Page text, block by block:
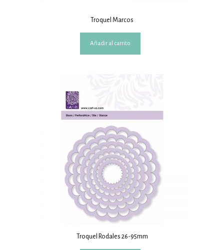
Troquel Marcos
Añadir al carrito
Troquel Rodales 26-95mm